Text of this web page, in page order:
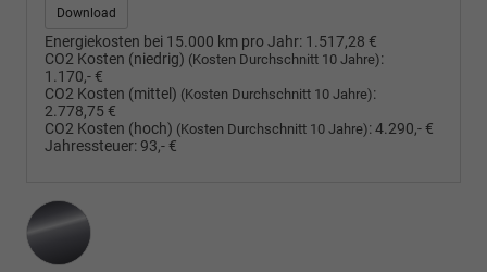
Download
Energiekosten bei 15.000 km pro Jahr: 1.517,28 €
CO2 Kosten (niedrig) (Kosten Durchschnitt 10 Jahre):
1.170,- €
CO2 Kosten (mittel) (Kosten Durchschnitt 10 Jahre):
2.778,75 €
CO2 Kosten (hoch) (Kosten Durchschnitt 10 Jahre):4.290,- €
Jahressteuer: 93,- €